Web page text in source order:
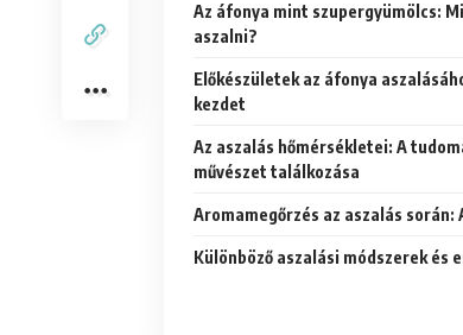
Az áfonya mint szupergyümölcs:
aszalni?
Előkészületek az áfonya
kezdet
Az aszalás hőmérsékletei: A
művészet találkozása
Aromamegőrzés az aszalás során:
Különböző aszalási módszerek és